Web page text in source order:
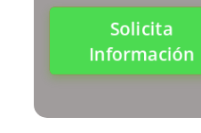
Solicita
Información